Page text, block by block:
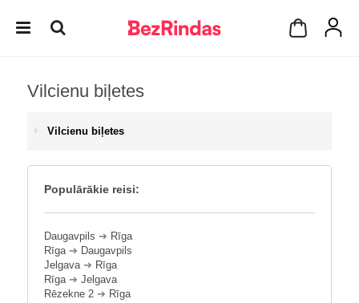
Vilcienu biļetes
Vilcienu biļetes
Populārākie reisi:
Daugavpils ➔ Rīga
Rīga➔ Daugavpils
Jelgava➔ Rīga
Rīga➔ Jelgava
Rēzekne 2 ➔ Rīga